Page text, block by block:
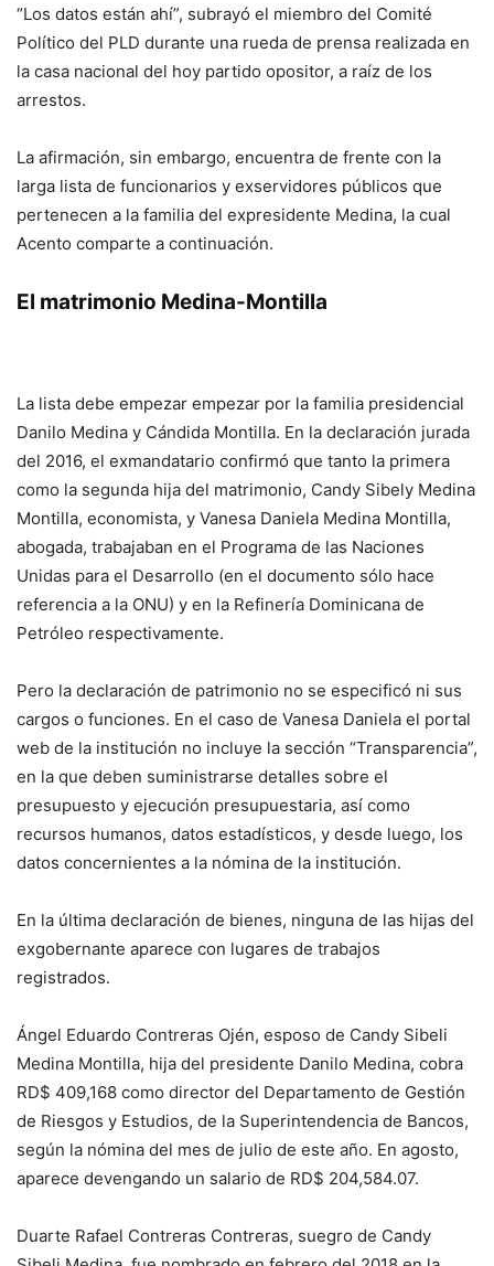
“Los datos están ahí”, subrayó el miembro del Comité
Político del PLD durante una rueda de prensa realizada en
la casa nacional del hoy partido opositor, a raíz de los
arrestos.
La afirmación, sin embargo, encuentra de frente con la
larga lista de funcionarios y exservidores públicos que
pertenecen a la familia del expresidente Medina, la cual
Acento comparte a continuación.
El matrimonio Medina-Montilla
La lista debe empezar empezar por la familia presidencial
Danilo Medina y Cándida Montilla. En la declaración jurada
del 2016, el exmandatario confirmó que tanto la primera
como la segunda hija del matrimonio, Candy Sibely Medina
Montilla, economista, y Vanesa Daniela Medina Montilla,
abogada, trabajaban en el Programa de las Naciones
Unidas para el Desarrollo (en el documento sólo hace
referencia a la ONU) y en la Refinería Domi­nicana de
Petróleo respectivamente.
Pero la declaración de patrimonio no se especificó ni sus
cargos o funciones. En el caso de Vanesa Daniela el portal
web de la institución no incluye la sección “Transparencia”,
en la que deben suministrarse detalles sobre el
presupuesto y ejecución presupuestaria, así como
recursos humanos, datos estadísticos, y desde luego, los
datos concernientes a la nómina de la institución.
En la última declaración de bienes, ninguna de las hijas del
exgobernante aparece con lugares de trabajos
registrados.
Ángel Eduardo Contreras Ojén, esposo de Candy Sibeli
Medina Montilla, hija del presidente Danilo Medina, cobra
RD$ 409,168 como director del Departamento de Gestión
de Riesgos y Estudios, de la Superintendencia de Bancos,
según la nómina del mes de julio de este año. En agosto,
aparece devengando un salario de RD$ 204,584.07.
Duarte Rafael Contreras Contreras, suegro de Candy